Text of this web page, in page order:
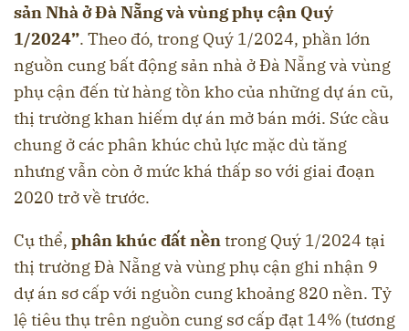
sản Nhà ở Đà Nẵng và vùng phụ cận Quý
1/2024”. Theo đó, trong Quý 1/2024, phần lớn
nguồn cung bất động sản nhà ở Đà Nẵng và vùng
phụ cận đến từ hàng tồn kho của những dự án cũ,
thị trường khan hiếm dự án mở bán mới. Sức cầu
chung ở các phân khúc chủ lực mặc dù tăng
nhưng vẫn còn ở mức khá thấp so với giai đoạn
2020 trở về trước.
Cụ thể, phân khúc đất nềntrong Quý 1/2024 tại
thị trường Đà Nẵng và vùng phụ cận ghi nhận 9
dự án sơ cấp với nguồn cung khoảng 820 nền. Tỷ
lệ tiêu thụ trên nguồn cung sơ cấp đạt 14% (tương